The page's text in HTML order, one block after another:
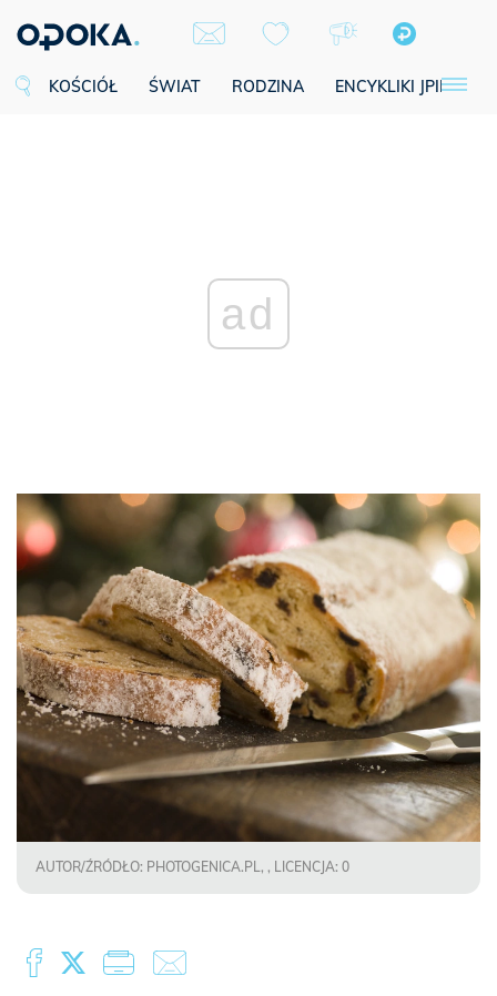
KOŚCIÓŁ ŚWIAT RODZINA ENCYKLIKI JPII
ad
AUTOR/ŹRÓDŁO: PHOTOGENICA.PL, , LICENCJA: 0